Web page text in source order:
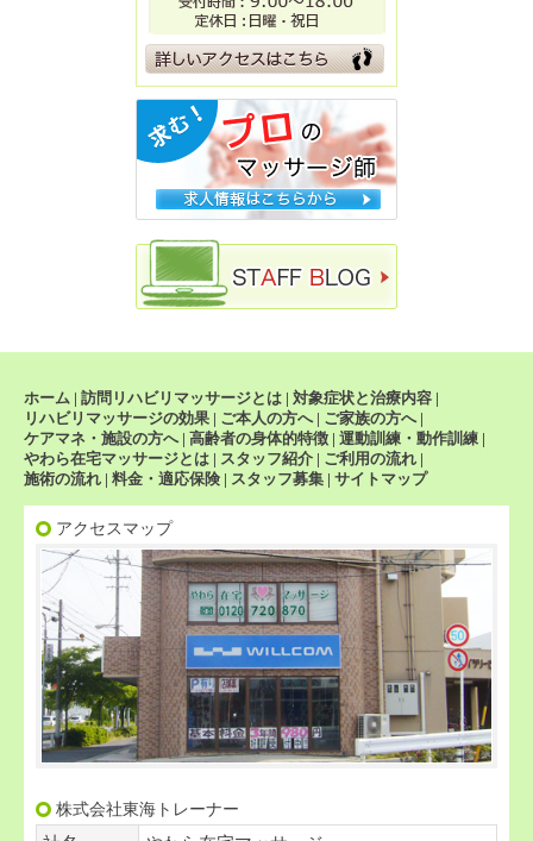
ホーム | 訪問リハビリマッサージとは | 対象症状と治療内容 |
リハビリマッサージの効果 | ご本人の方へ| ご家族の方へ|
ケアマネ・施設の方へ| 高齢者の身体的特徴 | 運動訓練・動作訓練 |
やわら在宅マッサージとは | スタッフ紹介 | ご利用の流れ |
施術の流れ | 料金・適応保険 | スタッフ募集 | サイトマップ
アクセスマップ
株式会社東海トレーナー